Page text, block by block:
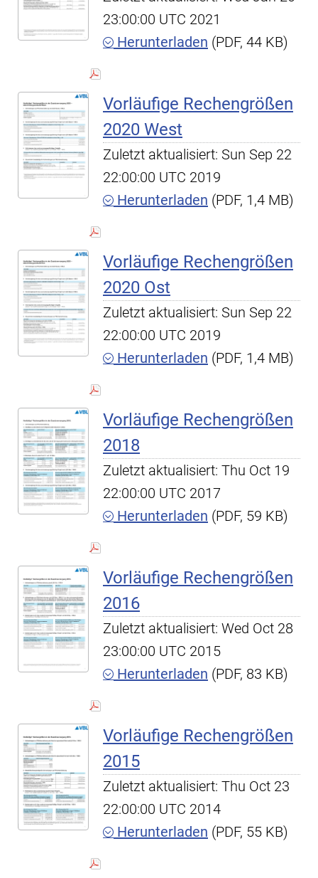
23:00:00 UTC 2021
Herunterladen (PDF, 44 KB)
Vorläufige Rechengrößen
2020 West
Zuletzt aktualisiert: Sun Sep 22
22:00:00 UTC 2019
Herunterladen (PDF, 1,4 MB)
Vorläufige Rechengrößen
2020 Ost
Zuletzt aktualisiert: Sun Sep 22
22:00:00 UTC 2019
Herunterladen (PDF, 1,4 MB)
Vorläufige Rechengrößen
2018
Zuletzt aktualisiert: Thu Oct 19
22:00:00 UTC 2017
Herunterladen (PDF, 59 KB)
Vorläufige Rechengrößen
2016
Zuletzt aktualisiert: Wed Oct 28
23:00:00 UTC 2015
Herunterladen (PDF, 83 KB)
Vorläufige Rechengrößen
2015
Zuletzt aktualisiert: Thu Oct 23
22:00:00 UTC 2014
Herunterladen (PDF, 55 KB)